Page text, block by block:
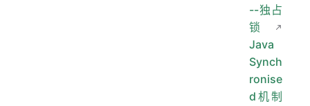
--独占
锁
Java
Synch
ronise
d机制